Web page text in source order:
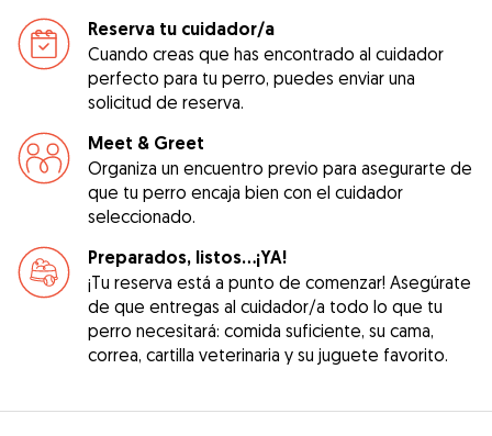
Reserva tu cuidador/a
Cuando creas que has encontrado al cuidador
perfecto para tu perro, puedes enviar una
solicitud de reserva.
Meet & Greet
Organiza un encuentro previo para asegurarte de
que tu perro encaja bien con el cuidador
seleccionado.
Preparados, listos...¡YA!
¡Tu reserva está a punto de comenzar! Asegúrate
de que entregas al cuidador/a todo lo que tu
perro necesitará: comida suficiente, su cama,
correa, cartilla veterinaria y su juguete favorito.